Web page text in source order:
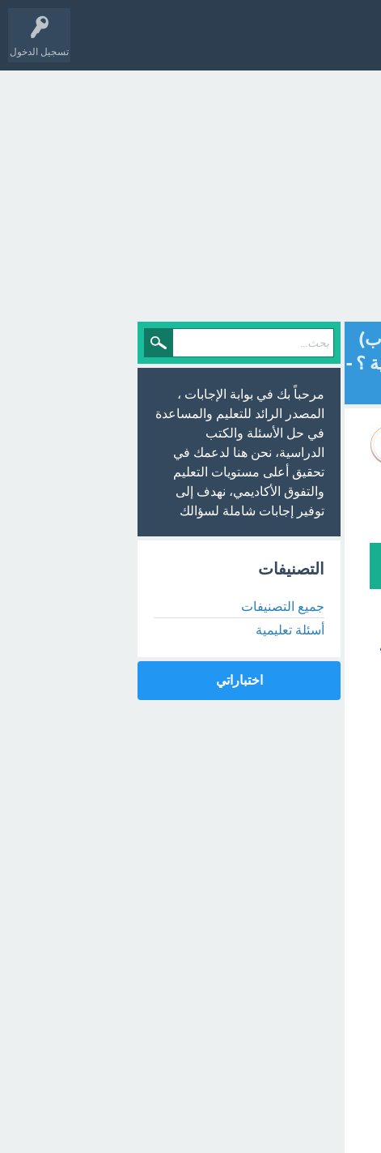
تسجيل الدخول
ب)
؟ -
مرحباً بك في بوابة الإجابات ،
المصدر الرائد للتعليم والمساعدة
في حل الأسئلة والكتب
الدراسية، نحن هنا لدعمك في
تحقيق أعلى مستويات التعليم
والتفوق الأكاديمي، نهدف إلى
توفير إجابات شاملة لسؤالك
التصنيفات
جميع التصنيفات
أسئلة تعليمية
اختباراتي